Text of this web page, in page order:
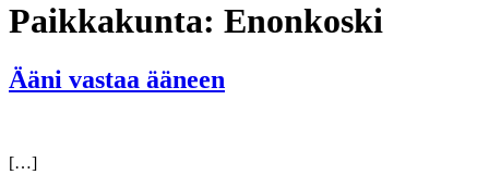
Paikkakunta: Enonkoski
Ääni vastaa ääneen
[…]